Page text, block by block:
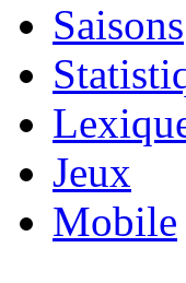
Saisons
Jeux
Mobile